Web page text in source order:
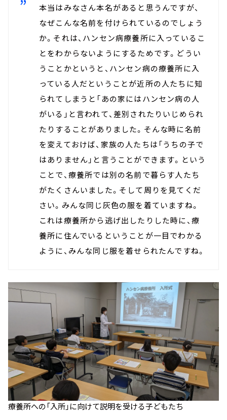
本当はみなさん本名があると思うんですが、
なぜこんな名前を付けられているのでしょう
か。それは、ハンセン病療養所に入っているこ
とをわからないようにするためです。どうい
うことかというと、ハンセン病の療養所に入
っている人だということが近所の人たちに知
られてしまうと「あの家にはハンセン病の人
がいる」と言われて、差別されたりいじめられ
たりすることがありました。そんな時に名前
を変えておけば、家族の人たちは「うちの子で
はありません」と言うことができます。という
ことで、療養所では別の名前で暮らす人たち
がたくさんいました。そして周りを見てくだ
さい。みんな同じ灰色の服を着ていますね。
これは療養所から逃げ出したりした時に、療
養所に住んでいるということが一目でわかる
ように、みんな同じ服を着せられたんですね。
療養所への「入所」に向けて説明を受ける子どもたち